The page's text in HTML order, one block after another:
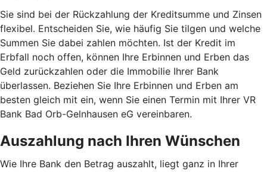
Sie sind bei der Rückzahlung der Kreditsumme und Zinsen
flexibel. Entscheiden Sie, wie häufig Sie tilgen und welche
Summen Sie dabei zahlen möchten. Ist der Kredit im
Erbfall noch offen, können Ihre Erbinnen und Erben das
Geld zurückzahlen oder die Immobilie Ihrer Bank
überlassen. Beziehen Sie Ihre Erbinnen und Erben am
besten gleich mit ein, wenn Sie einen Termin mit Ihrer VR
Bank Bad Orb-Gelnhausen eG vereinbaren.
Auszahlung nach Ihren Wünschen
Wie Ihre Bank den Betrag auszahlt, liegt ganz in Ihrer